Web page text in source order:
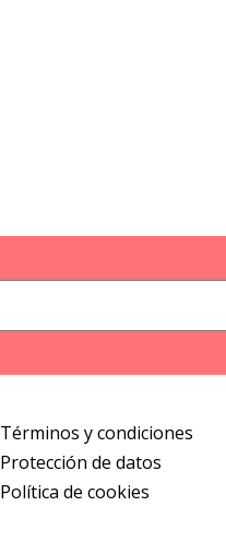
Términos y condiciones
Protección de datos
Política de cookies